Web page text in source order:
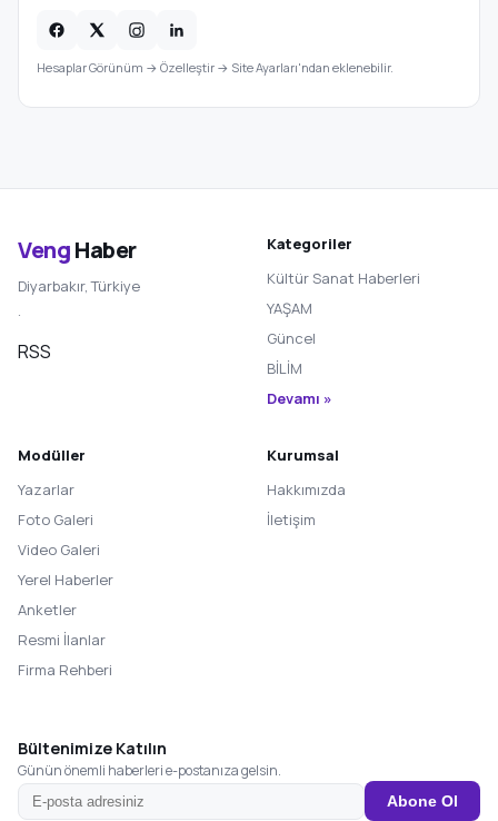
Hesaplar Görünüm → Özelleştir → Site Ayarları'ndan eklenebilir.
VengHaber
Diyarbakır, Türkiye
·
RSS
Kategoriler
Kültür Sanat Haberleri
YAŞAM
Güncel
BİLİM
Devamı »
Modüller
Yazarlar
Foto Galeri
Video Galeri
Yerel Haberler
Anketler
Resmi İlanlar
Firma Rehberi
Kurumsal
Hakkımızda
İletişim
Bültenimize Katılın
Günün önemli haberleri e-postanıza gelsin.
Abone Ol